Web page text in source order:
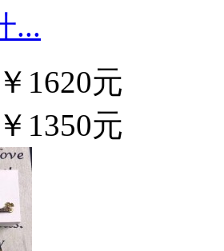
...
￥1620元
￥1350元